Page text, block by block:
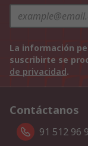
La información
suscribirte se
de privacidad.
Contáctanos
91 512 96